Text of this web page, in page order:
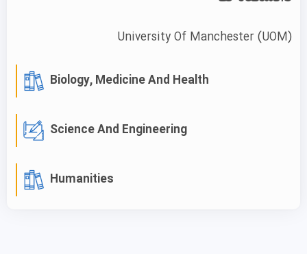
تحصیلات تکمیلی، دکتری و همچنین آموزش اجرایی و دوره‌های
کوتاه‌مدت را ارائه می‌دهد.
پژوهش‌محور است که به خاطر تدریس و تحقیق باکیفیت در
زمینه تجارت و مدیریت شناخته شده است. «مدرسه بازرگانی
اتحاد منچستر» در سطح جهانی از جایگاه خوبی برخوردار است.
برخی از رشته‌های محبوب این دانشگاه عبارتند از هنر و علوم
مشاوره پذیرش تحصیلیموسسه اعزام
University Of Manchester(UOM)
Biology, Medicine And Health
Science And Engineering
Humanities